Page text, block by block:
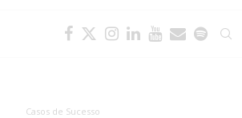
Casos de Sucesso